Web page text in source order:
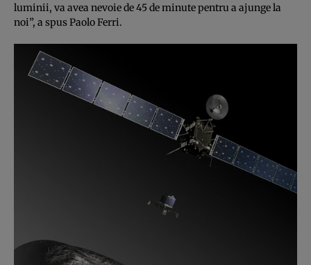
luminii, va avea nevoie de 45 de minute pentru a ajunge la
noi”, a spus Paolo Ferri.